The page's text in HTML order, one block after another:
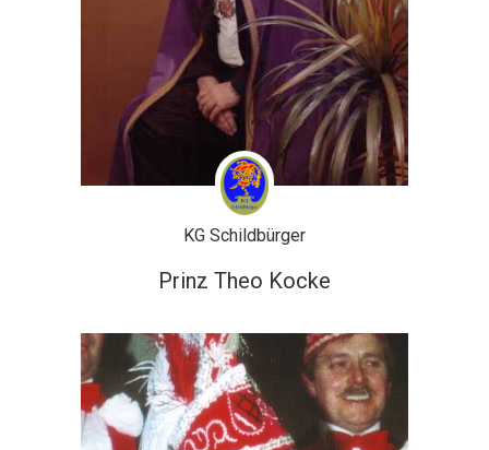
KG Schildbürger
Prinz Theo Kocke